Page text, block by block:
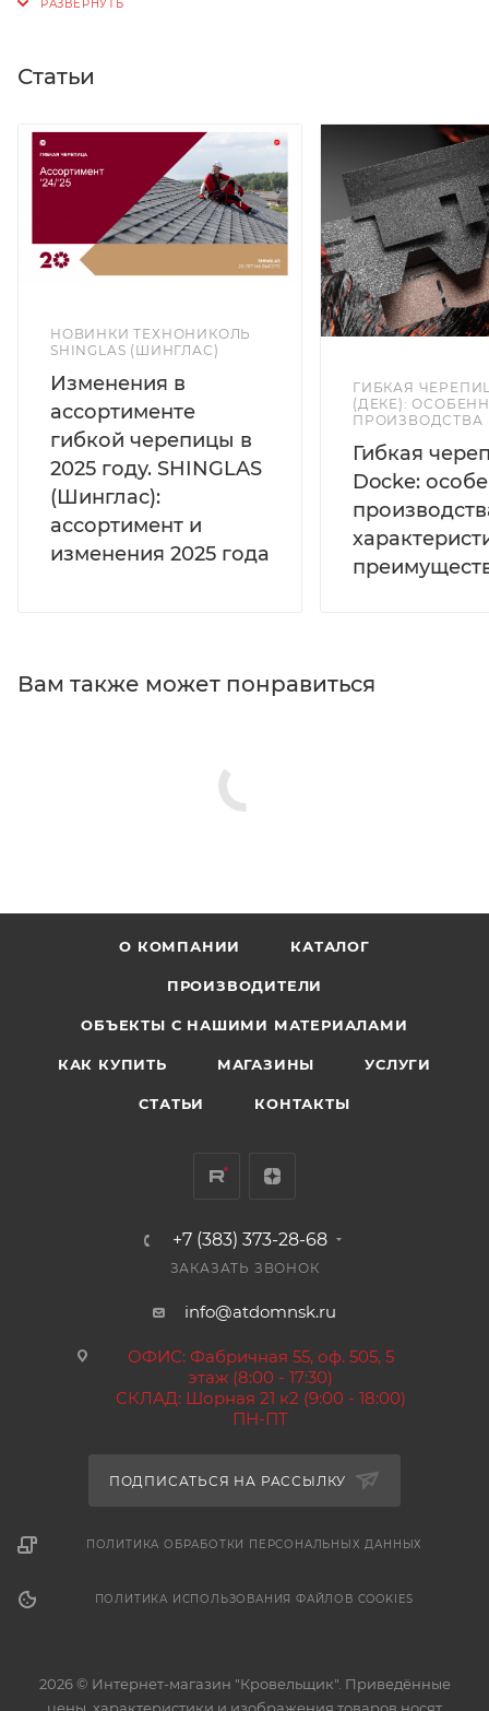
Статьи
НОВИНКИ ТЕХНОНИКОЛЬ
SHINGLAS (ШИНГЛАС)
Изменения в
ассортименте
гибкой черепицы в
2025 году. SHINGLAS
(Шинглас):
ассортимент и
изменения 2025 года
ГИБКАЯ
(ДЕКЕ):
ПРОИЗВОДСТВА
Гибкая
Docke:
Вам также может понравиться
О КОМПАНИИ КАТАЛОГ
ПРОИЗВОДИТЕЛИ
ОБЪЕКТЫ С НАШИМИ МАТЕРИАЛАМИ
КАК КУПИТЬ МАГАЗИНЫ УСЛУГИ
СТАТЬИ КОНТАКТЫ
+7 (383) 373-28-68
ЗАКАЗАТЬ ЗВОНОК
info@atdomnsk.ru
ОФИС: Фабричная 55, оф. 505, 5
этаж (8:00 - 17:30)
СКЛАД: Шорная 21 к2 (9:00 - 18:00)
ПН-ПТ
ПОДПИСАТЬСЯ НА РАССЫЛКУ
ПОЛИТИКА ОБРАБОТКИ ПЕРСОНАЛЬНЫХ ДАННЫХ
ПОЛИТИКА ИСПОЛЬЗОВАНИЯ ФАЙЛОВ COOKIES
2026 © Интернет-магазин "Кровельщик". Приведённые